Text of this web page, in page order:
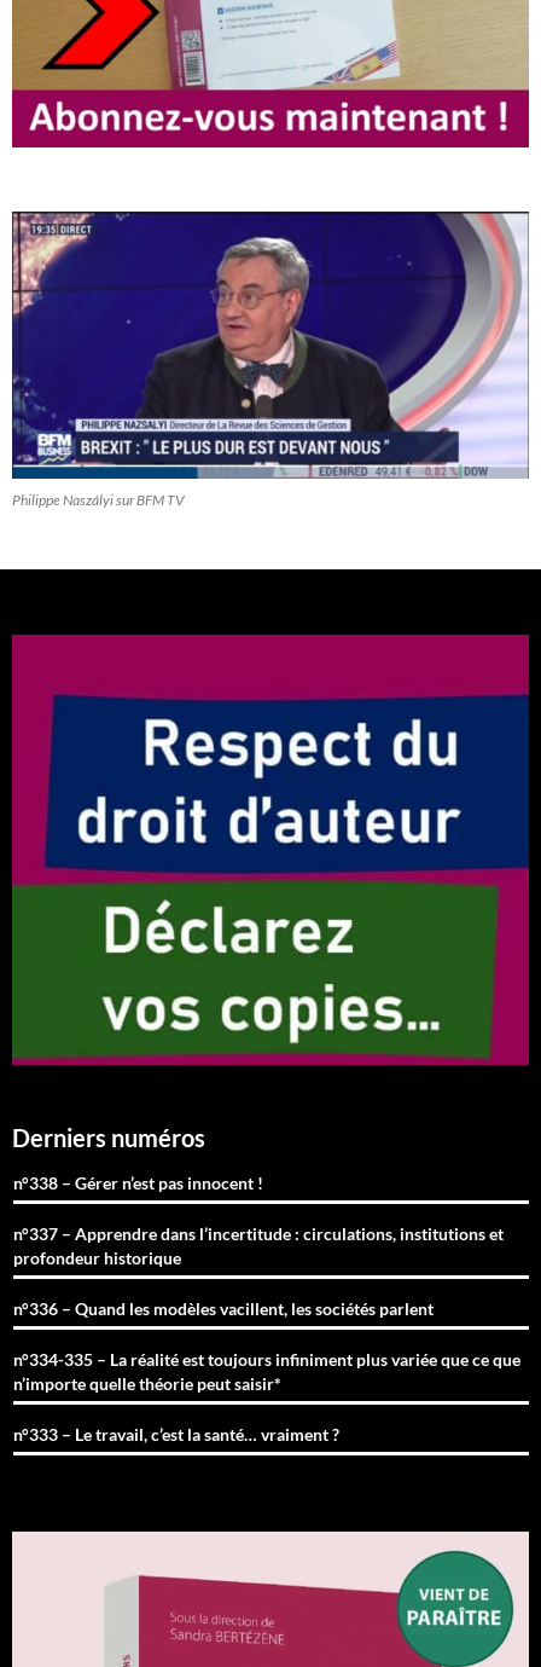
Philippe Naszályi sur BFM TV
Derniers numéros
n°338 – Gérer n’est pas innocent !
n°337 – Apprendre dans l’incertitude : circulations, institutions et
profondeur historique
n°336 – Quand les modèles vacillent, les sociétés parlent
n°334-335 – La réalité est toujours infiniment plus variée que ce que
n’importe quelle théorie peut saisir*
n°333 – Le travail, c’est la santé… vraiment ?